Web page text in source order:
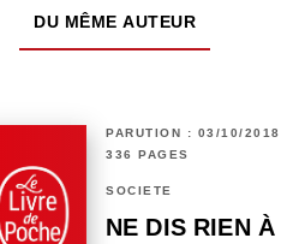
DU MÊME AUTEUR
PARUTION : 03/10/2018
336 PAGES
SOCIÉTÉ
NE DIS RIEN À